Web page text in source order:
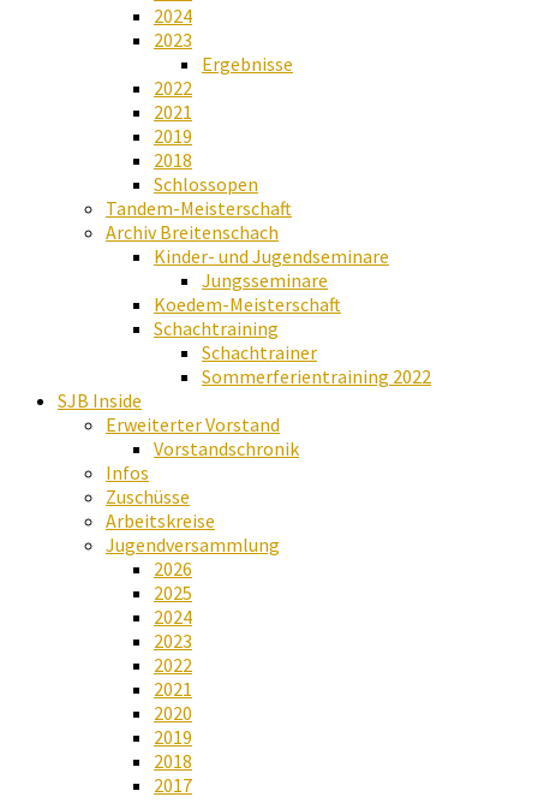
2024
2023
Ergebnisse
2022
2021
2019
2018
Schlossopen
Tandem-Meisterschaft
Archiv Breitenschach
Kinder- und Jugendseminare
Jungsseminare
Koedem-Meisterschaft
Schachtraining
Schachtrainer
Sommerferientraining 2022
SJB Inside
Erweiterter Vorstand
Vorstandschronik
Infos
Zuschüsse
Arbeitskreise
Jugendversammlung
2026
2025
2024
2023
2022
2021
2020
2019
2018
2017